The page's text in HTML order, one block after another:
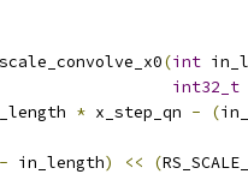
(int
int32_t
* x_step_qn - (
- in_length) << (